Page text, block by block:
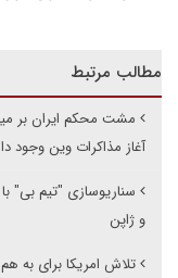
مطالب مرتبط
آغاز مذاکرات وین وجود
سناریوسازی "تیم بی"
و ژاپن
تلاش امریکا برای به